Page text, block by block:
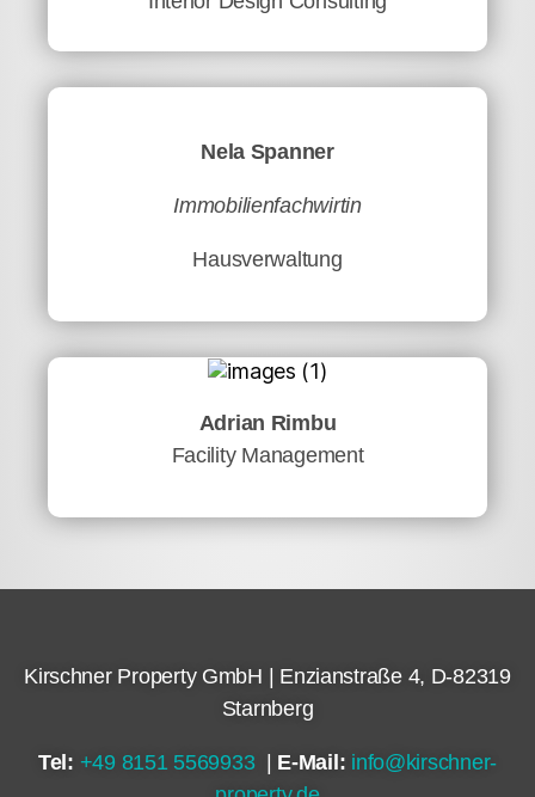
Nela Spanner
Immobilienfachwirtin
Hausverwaltung
Adrian Rimbu
Facility Management
Kirschner Property GmbH | Enzianstraße 4, D-82319
Starnberg
Tel: +49 8151 5569933 E-Mail: info@kirschner-